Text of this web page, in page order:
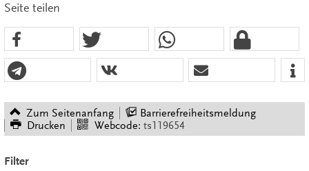
Seite teilen
Zum Seitenanfang
Barrierefreiheitsmeldung
Drucken
Webcode: ts119654
Filter